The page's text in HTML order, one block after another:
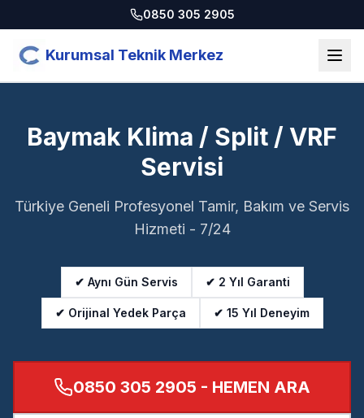
0850 305 2905
Kurumsal Teknik Merkez
Baymak Klima / Split / VRF
Servisi
Türkiye Geneli Profesyonel Tamir, Bakım ve Servis
Hizmeti - 7/24
✔ Aynı Gün Servis ✔ 2 Yıl Garanti
✔ Orijinal Yedek Parça ✔ 15 Yıl Deneyim
0850 305 2905 - HEMEN ARA